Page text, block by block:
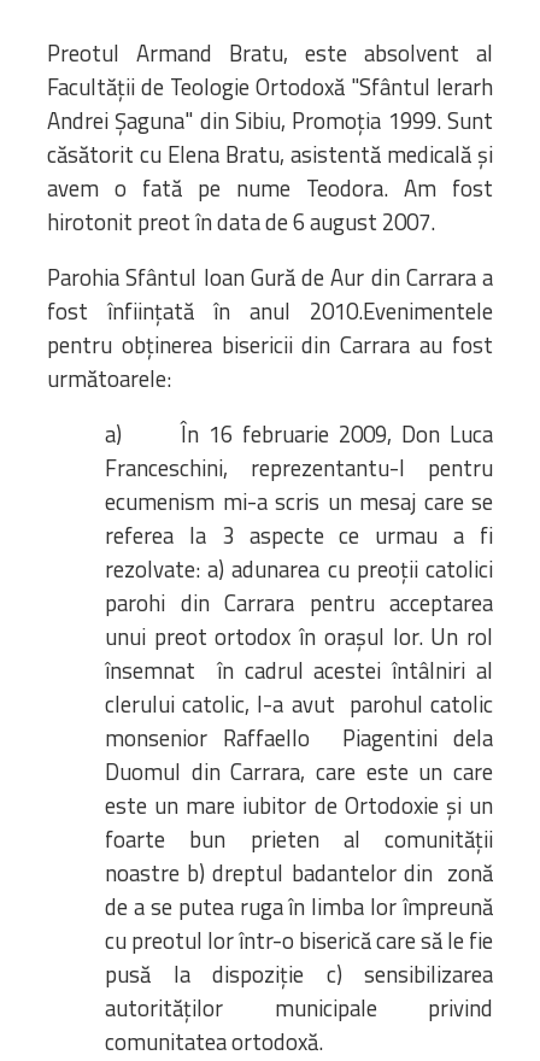
Preotul Armand Bratu, este absolvent al
Facultății de Teologie Ortodoxă "Sfântul Ierarh
Andrei Șaguna" din Sibiu, Promoția 1999. Sunt
căsătorit cu Elena Bratu, asistentă medicală și
avem o fată pe nume Teodora. Am fost
hirotonit preot în data de 6 august 2007.
Parohia Sfântul Ioan Gură de Aur din Carrara a
fost înființată în anul 2010.Evenimentele
pentru obținerea bisericii din Carrara au fost
următoarele:
a) În 16 februarie 2009, Don Luca
Franceschini, reprezentantu-l pentru
ecumenism mi-a scris un mesaj care se
referea la 3 aspecte ce urmau a fi
rezolvate: a) adunarea cu preoții catolici
parohi din Carrara pentru acceptarea
unui preot ortodox în orașul lor. Un rol
însemnat în cadrul acestei întâlniri al
clerului catolic, l-a avut parohul catolic
monsenior Raffaello Piagentini dela
Duomul din Carrara, care este un care
este un mare iubitor de Ortodoxie și un
foarte bun prieten al comunității
noastre b) dreptul badantelor din zonă
de a se putea ruga în limba lor împreună
cu preotul lor într-o biserică care să le fie
pusă la dispoziție c) sensibilizarea
autorităților municipale privind
comunitatea ortodoxă.